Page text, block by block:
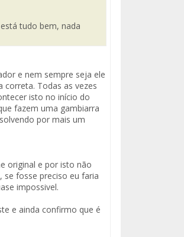
tudo bem, nada
e nem sempre seja ele
Todas as vezes
isto no início do
fazem uma gambiarra
por mais um
original e por isto não
fosse preciso eu faria
impossivel.
e ainda confirmo que é